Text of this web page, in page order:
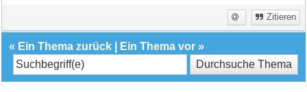
Zitieren
« Ein Thema zurück Ein Thema vor »